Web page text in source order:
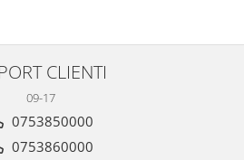
CLIENTI
09-17
0753850000
0753860000